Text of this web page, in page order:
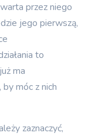
przez niego
jego pierwszą,
to
ma
móc z nich
zaznaczyć,